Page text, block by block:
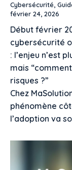
Cybersécurité,
février 24, 2026
Début février
cybersécurité
: l’enjeu n’est
mais
risques ?”
Chez
phénomène
l’adoption va